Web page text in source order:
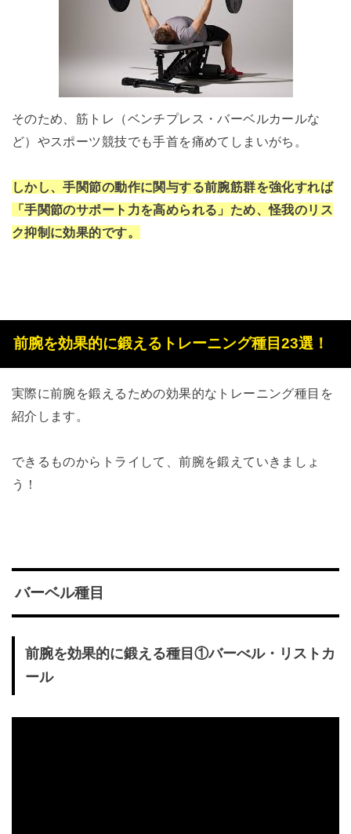
そのため、筋トレ（ベンチプレス・バーベルカールな
ど）やスポーツ競技でも手首を痛めてしまいがち。
しかし、手関節の動作に関与する前腕筋群を強化すれば
「手関節のサポート力を高められる」ため、怪我のリス
ク抑制に効果的です。
前腕を効果的に鍛えるトレーニング種目23選！
実際に前腕を鍛えるための効果的なトレーニング種目を
紹介します。
できるものからトライして、前腕を鍛えていきましょ
う！
バーベル種目
前腕を効果的に鍛える種目①バーべル・リストカ
ール